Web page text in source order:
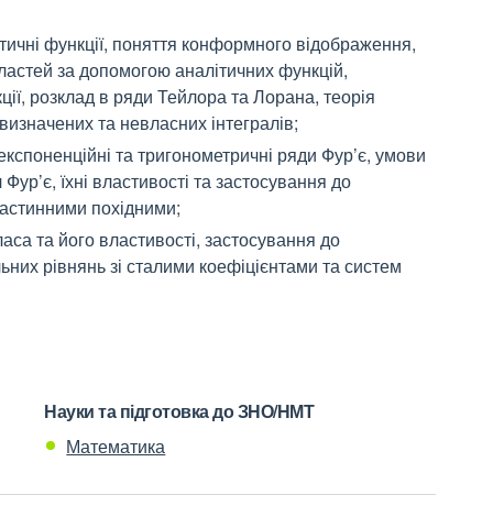
функції, поняття конформного відображення,
за допомогою аналітичних функцій,
розклад в ряди Тейлора та Лорана, теорія
та невласних інтегралів;
та тригонометричні ряди Фур’є, умови
їхні властивості та застосування до
похідними;
та його властивості, застосування до
рівнянь зі сталими коефіцієнтами та систем
Науки та підготовка до ЗНО/НМТ
Математика